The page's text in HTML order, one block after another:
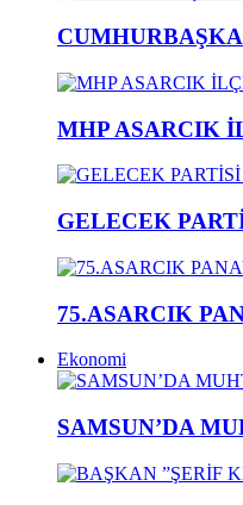
MHP ASARCIK
GELECEK
75.ASARCIK
Ekonomi
SAMSUN’DA